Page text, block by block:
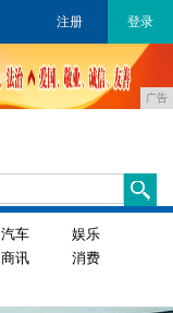
注册 登录
广告
汽车
娱乐
商讯
消费